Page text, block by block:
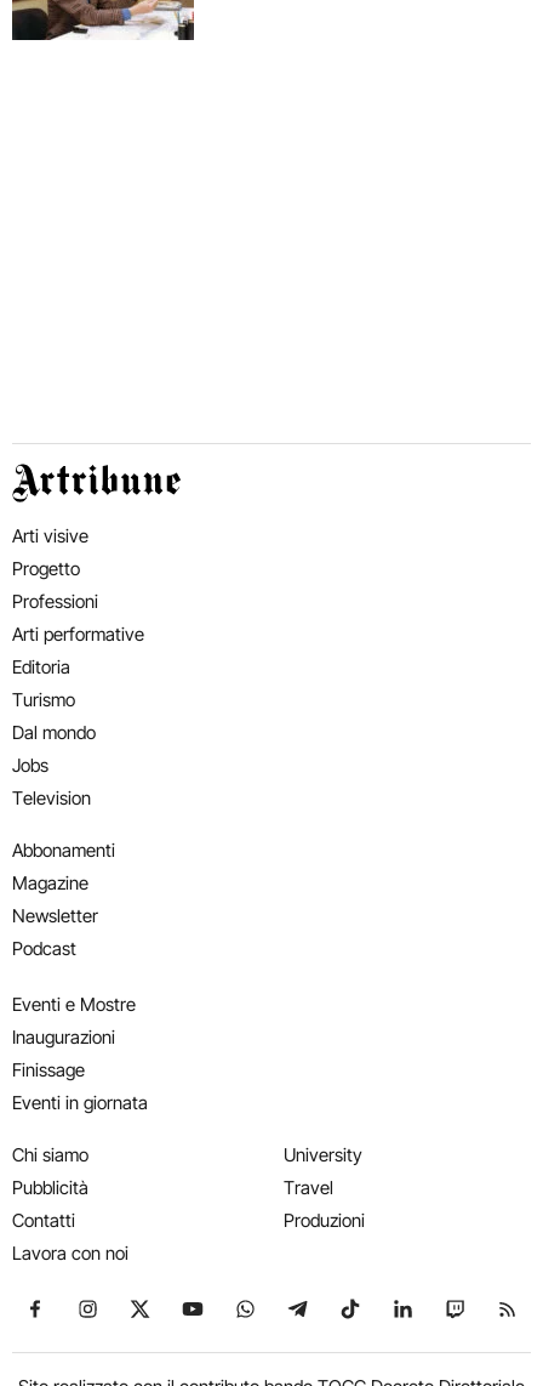
Artribune
Arti visive
Progetto
Professioni
Arti performative
Editoria
Turismo
Dal mondo
Jobs
Television
Abbonamenti
Magazine
Newsletter
Podcast
Eventi e Mostre
Inaugurazioni
Finissage
Eventi in giornata
Chi siamo
Pubblicità
Contatti
Lavora con noi
University
Travel
Produzioni
Seguici su Facebook
Seguici su Instagram
Seguici su X
Seguici su YouTube
Seguici su WhatsApp
Seguici su Telegram
Seguici su TikTok
Seguici su
Seguici